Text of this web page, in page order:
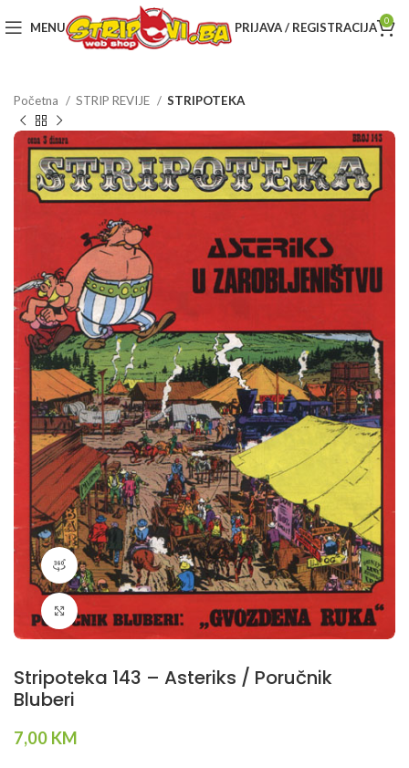
MENU PRIJAVA / REGISTRACIJA 0
Početna STRIP REVIJE STRIPOTEKA
360 product view
Klikni da povečaš
Stripoteka 143 – Asteriks / Poručnik
Bluberi
7,00 KM